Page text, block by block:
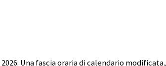
2026: Una fascia oraria di calendario modificata,